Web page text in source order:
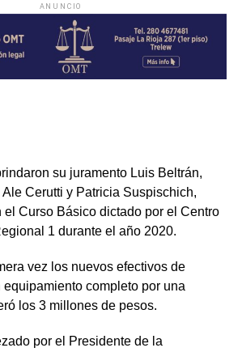
ANUNCIO
su juramento Luis Beltrán,
Cerutti y Patricia Suspischich,
Curso Básico dictado por el Centro
1 durante el año 2020.
vez los nuevos efectivos de
completo por una
los 3 millones de pesos.
por el Presidente de la